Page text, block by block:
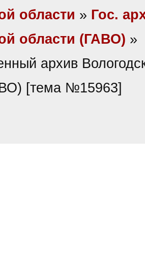
области » Гос.
области (ГАВО) »
архив
[тема №15963]